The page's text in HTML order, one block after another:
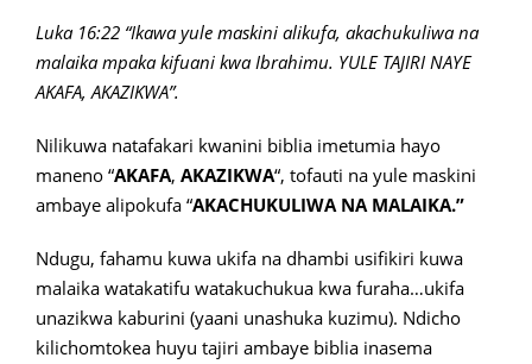
Luka 16:22 “Ikawa yule maskini alikufa, akachukuliwa na
malaika mpaka kifuani kwa Ibrahimu. YULE TAJIRI NAYE
AKAFA, AKAZIKWA”.
Nilikuwa natafakari kwanini biblia imetumia hayo
maneno “AKAFA, AKAZIKWA“, tofauti na yule maskini
ambaye alipokufa “AKACHUKULIWA NA MALAIKA.”
Ndugu, fahamu kuwa ukifa na dhambi usifikiri kuwa
malaika watakatifu watakuchukua kwa furaha…ukifa
unazikwa kaburini (yaani unashuka kuzimu). Ndicho
kilichomtokea huyu tajiri ambaye biblia inasema